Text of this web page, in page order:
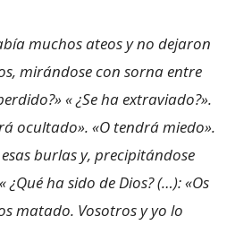
muchos ateos y no dejaron
mirándose con sorna entre
« ¿Se ha extraviado?».
ocultado». «O tendrá miedo».
burlas y, precipitándose
¿Qué ha sido de Dios? (…): «Os
matado. Vosotros y yo lo